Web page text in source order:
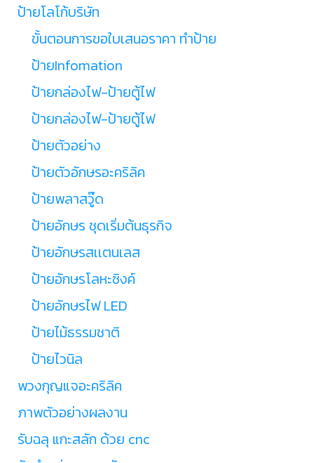
ป้ายโลโก้บริษัท
ขั้นตอนการขอใบเสนอราคา ทำป้าย
ป้ายInfomation
ป้ายกล่องไฟ-ป้ายตู้ไฟ
ป้ายกล่องไฟ-ป้ายตู้ไฟ
ป้ายตัวอย่าง
ป้ายตัวอักษรอะคริลิค
ป้ายพลาสวู๊ด
ป้ายอักษร ชุดเริ่มต้นธุรกิจ
ป้ายอักษรสเเตนเลส
ป้ายอักษรโลหะซิงค์
ป้ายอักษรไฟ LED
ป้ายไม้ธรรมชาติ
ป้ายไวนิล
พวงกุญแจอะคริลิค
ภาพตัวอย่างผลงาน
รับฉลุ แกะสลัก ด้วย cnc